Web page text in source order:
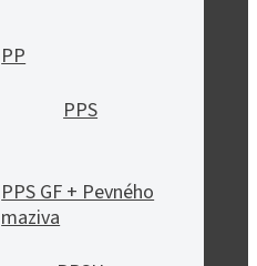
PP
PPS
PPS GF + Pevného
maziva